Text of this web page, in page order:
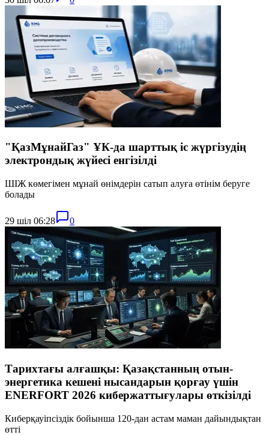
"ҚазМұнайГаз" ҰК-да шарттық іс жүргізудің
электрондық жүйесі енгізілді
ШІЖ көмегімен мұнай өнімдерін сатып алуға өтінім беруге
болады
29 шіл 06:28 0
Тарихтағы алғашқы: Қазақстанның отын-
энергетика кешені нысандарын қорғау үшін
ENERFORT 2026 кибержаттығулары өткізілді
Киберқауіпсіздік бойынша 120-дан астам маман дайындықтан
өтті